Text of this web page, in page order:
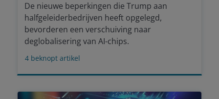
De nieuwe beperkingen die Trump aan
halfgeleiderbedrijven heeft opgelegd,
bevorderen een verschuiving naar
deglobalisering van AI-chips.
4 beknopt artikel